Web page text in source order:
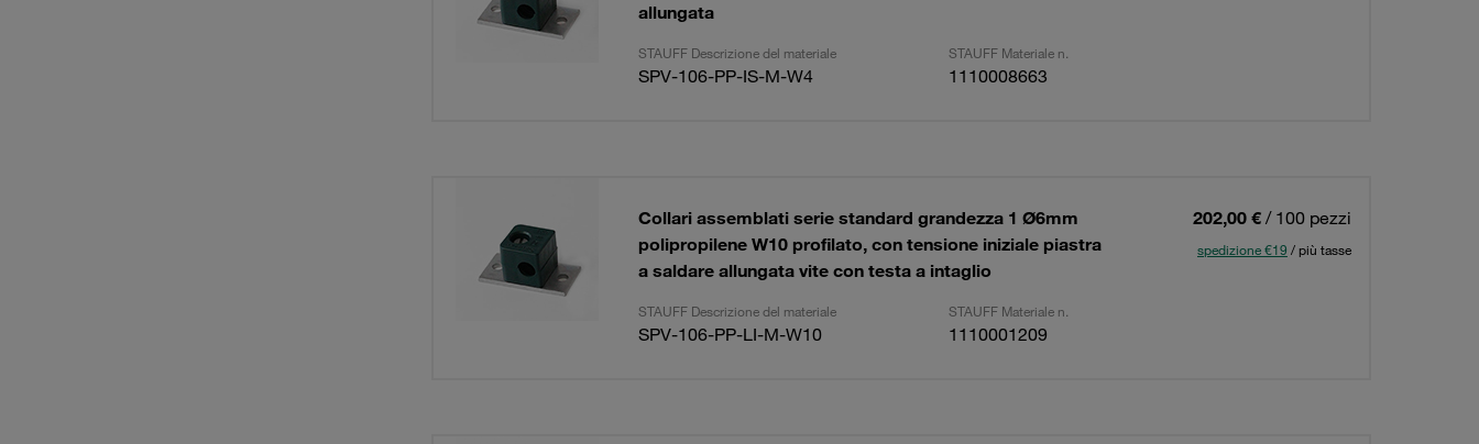
allungata
STAUFF Descrizione del materiale STAUFF Materiale n.
SPV-106-PP-IS-M-W4 1110008663
Collari assemblati serie standard grandezza 1 Ø6mm
polipropilene W10 profilato, con tensione iniziale piastra
a saldare allungata vite con testa a intaglio
202,00 € / 100 pezzi
spedizione €19 / più tasse
STAUFF Descrizione del materiale STAUFF Materiale n.
SPV-106-PP-LI-M-W10 1110001209